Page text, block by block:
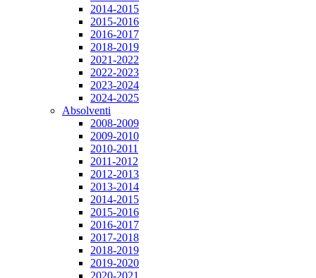
2014-2015
2015-2016
2016-2017
2018-2019
2021-2022
2022-2023
2023-2024
2024-2025
Absolventi
2008-2009
2009-2010
2010-2011
2011-2012
2012-2013
2013-2014
2014-2015
2015-2016
2016-2017
2017-2018
2018-2019
2019-2020
2020-2021